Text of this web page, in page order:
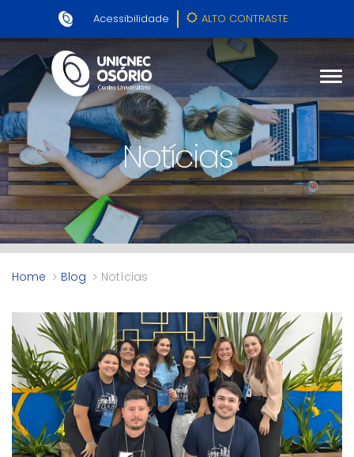
Acessibilidade ALTO CONTRASTE
Notícias
Home Blog Notícias